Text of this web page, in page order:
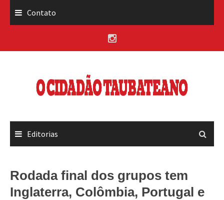
Contato
Editorias
Rodada final dos grupos tem
Inglaterra, Colômbia, Portugal e